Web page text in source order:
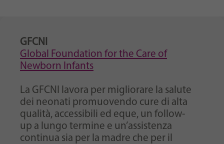
GFCNI
Global Foundation for the Care of
Newborn Infants
La GFCNI lavora per migliorare la salute
dei neonati promuovendo cure di alta
qualità, accessibili ed eque, un follow-
up a lungo termine e un’assistenza
continua sia per la madre che per il